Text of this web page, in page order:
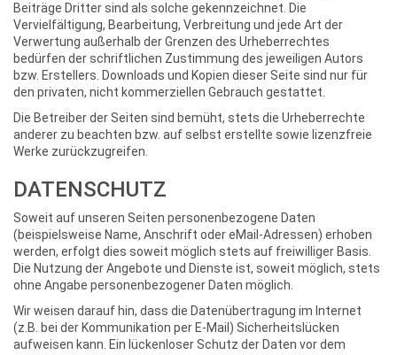
Beiträge Dritter sind als solche gekennzeichnet. Die
Vervielfältigung, Bearbeitung, Verbreitung und jede Art der
Verwertung außerhalb der Grenzen des Urheberrechtes
bedürfen der schriftlichen Zustimmung des jeweiligen Autors
bzw. Erstellers. Downloads und Kopien dieser Seite sind nur für
den privaten, nicht kommerziellen Gebrauch gestattet.
Die Betreiber der Seiten sind bemüht, stets die Urheberrechte
anderer zu beachten bzw. auf selbst erstellte sowie lizenzfreie
Werke zurückzugreifen.
DATENSCHUTZ
Soweit auf unseren Seiten personenbezogene Daten
(beispielsweise Name, Anschrift oder eMail-Adressen) erhoben
werden, erfolgt dies soweit möglich stets auf freiwilliger Basis.
Die Nutzung der Angebote und Dienste ist, soweit möglich, stets
ohne Angabe personenbezogener Daten möglich.
Wir weisen darauf hin, dass die Datenübertragung im Internet
(z.B. bei der Kommunikation per E-Mail) Sicherheitslücken
aufweisen kann. Ein lückenloser Schutz der Daten vor dem